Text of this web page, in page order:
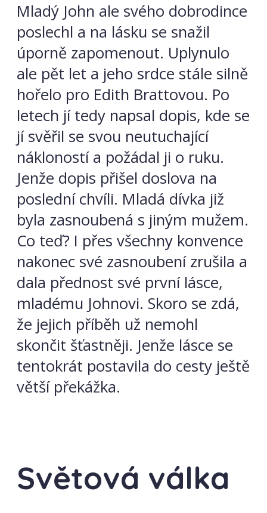
Mladý John ale svého dobrodince
poslechl a na lásku se snažil
úporně zapomenout. Uplynulo
ale pět let a jeho srdce stále silně
hořelo pro Edith Brattovou. Po
letech jí tedy napsal dopis, kde se
jí svěřil se svou neutuchající
nákloností a požádal ji o ruku.
Jenže dopis přišel doslova na
poslední chvíli. Mladá dívka již
byla zasnoubená s jiným mužem.
Co teď? I přes všechny konvence
nakonec své zasnoubení zrušila a
dala přednost své první lásce,
mladému Johnovi. Skoro se zdá,
že jejich příběh už nemohl
skončit šťastněji. Jenže lásce se
tentokrát postavila do cesty ještě
větší překážka.
Světová válka